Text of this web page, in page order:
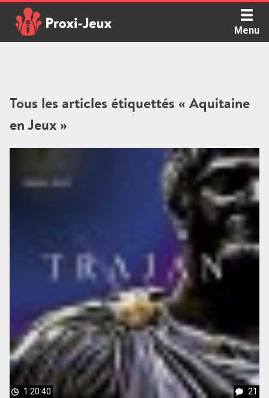
content
Menu
Tous les articles étiquettés « Aquitaine
en Jeux »
1:20:40 21